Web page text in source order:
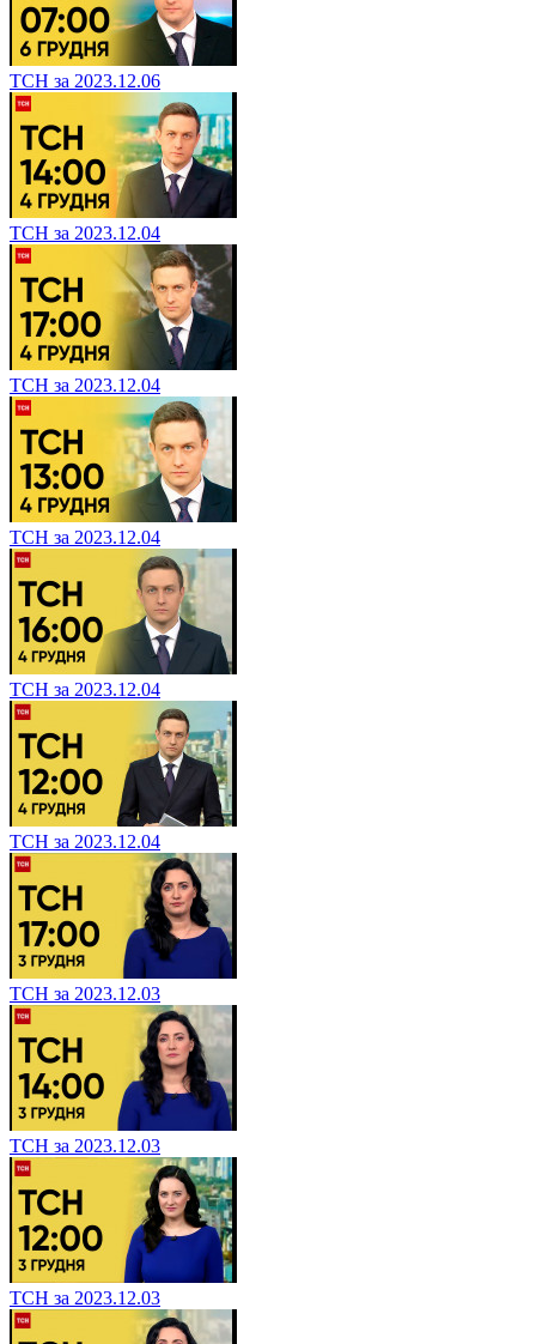
ТСН за 2023.12.06
ТСН за 2023.12.04
ТСН за 2023.12.04
ТСН за 2023.12.04
ТСН за 2023.12.04
ТСН за 2023.12.04
ТСН за 2023.12.03
ТСН за 2023.12.03
ТСН за 2023.12.03